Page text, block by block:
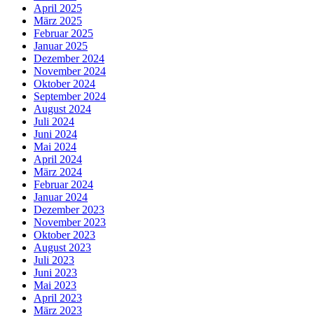
April 2025
März 2025
Februar 2025
Januar 2025
Dezember 2024
November 2024
Oktober 2024
September 2024
August 2024
Juli 2024
Juni 2024
Mai 2024
April 2024
März 2024
Februar 2024
Januar 2024
Dezember 2023
November 2023
Oktober 2023
August 2023
Juli 2023
Juni 2023
Mai 2023
April 2023
März 2023